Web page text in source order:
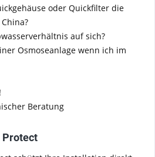
oder Quickfilter die
auf sich?
Osmoseanlage wenn ich im
Beratung
Protect